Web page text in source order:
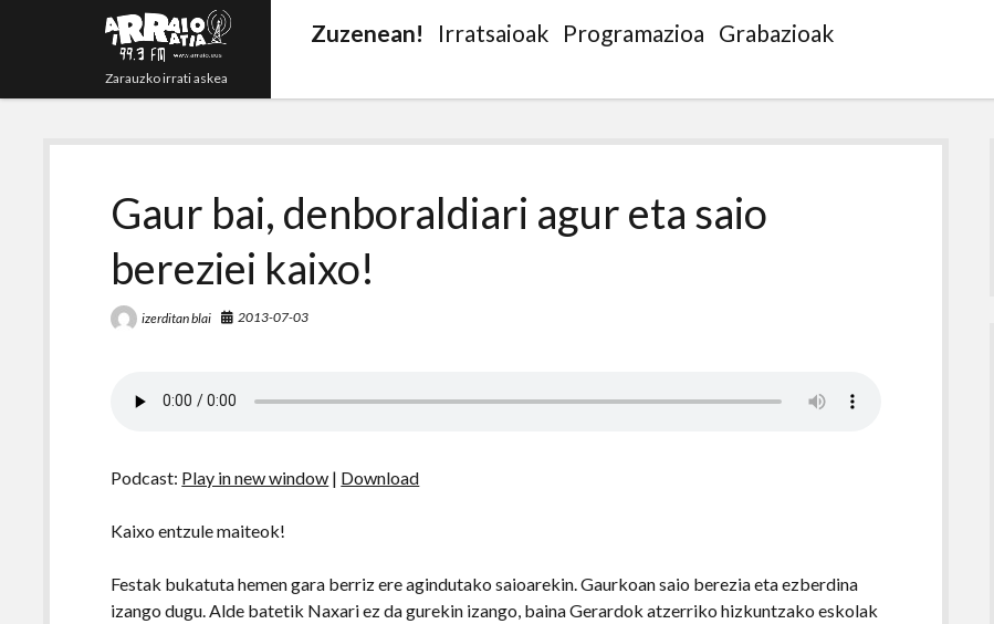
Zarauzko irrati askea
Zuzenean! Irratsaioak Programazioa Grabazioak
Gaur bai, denboraldiari agur eta saio
bereziei kaixo!
izerditan blai 2013-07-03
Podcast: Play in new window | Download
Kaixo entzule maiteok!
Festak bukatuta hemen gara berriz ere agindutako saioarekin. Gaurkoan saio berezia eta ezberdina
izango dugu. Alde batetik Naxari ez da gurekin izango, baina Gerardok atzerriko hizkuntzako eskolak